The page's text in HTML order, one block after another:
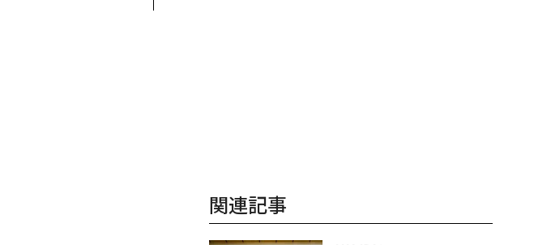
関連記事